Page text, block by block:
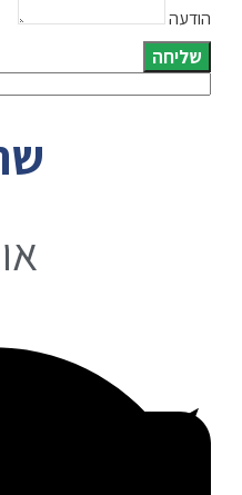
הודעה
שליחה